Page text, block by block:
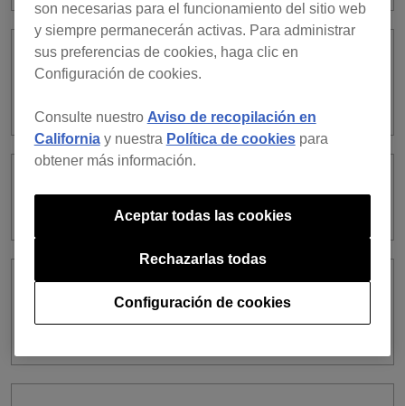
Quiero transferir mi suscripción a
rekordbox a otra persona. ¿Cómo
método de pago?
¿Puedo pagar una suscripción de 12
meses por adelantado o pagar por más
son necesarias para el funcionamiento del sitio web
y siempre permanecerán activas. Para administrar
sus preferencias de cookies, haga clic en
Configuración de cookies.
Consulte nuestro Aviso de recopilación en
Californiay nuestra Política de cookiespara
obtener más información.
Configuración de cookies
Rechazarlas todas
Aceptar todas las cookies